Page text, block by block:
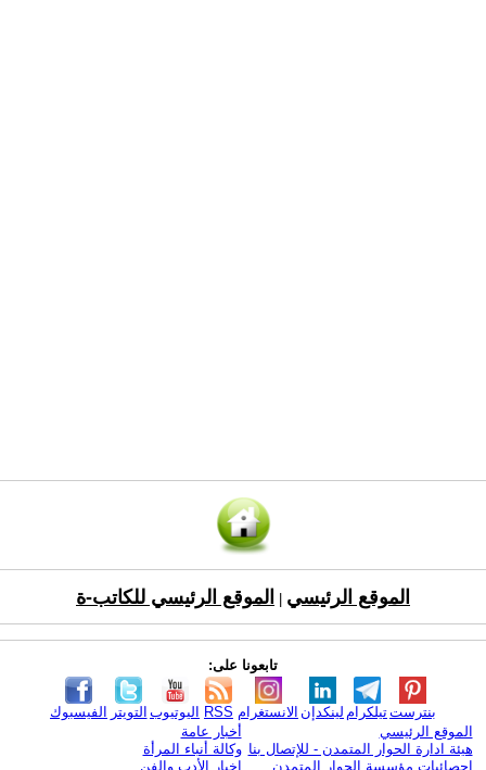
الموقع الرئيسي الموقع الرئيسي للكاتب-ة
تابعونا على:
الفيسبوك التويتر اليوتيوب RSS الانستغرام لينكدإن تيلكرامبنترست
الموقع الرئيسي
هيئة ادارة الحوار المتمدن - للإتصال بنا
إحصائيات مؤسسة الحوار المتمدن
أخبار عامة
وكالة أنباء المرأة
اخبار الأدب والفن